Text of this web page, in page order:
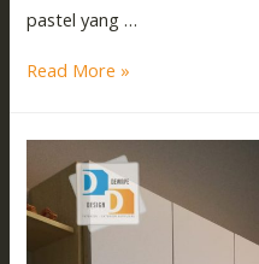
pastel yang …
Read More »